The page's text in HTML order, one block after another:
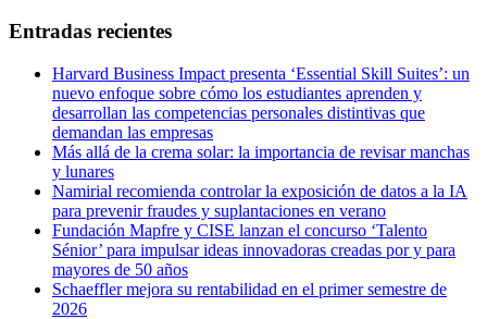
Entradas recientes
Harvard Business Impact presenta ‘Essential Skill Suites’: un
nuevo enfoque sobre cómo los estudiantes aprenden y
desarrollan las competencias personales distintivas que
demandan las empresas
Más allá de la crema solar: la importancia de revisar manchas
y lunares
Namirial recomienda controlar la exposición de datos a la IA
para prevenir fraudes y suplantaciones en verano
Fundación Mapfre y CISE lanzan el concurso ‘Talento
Sénior’ para impulsar ideas innovadoras creadas por y para
mayores de 50 años
Schaeffler mejora su rentabilidad en el primer semestre de
2026